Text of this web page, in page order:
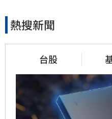
熱搜新聞
台股